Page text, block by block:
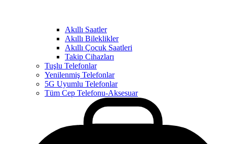
Akıllı Saatler
Akıllı Bileklikler
Akıllı Çocuk Saatleri
Takip Cihazları
Tuşlu Telefonlar
Yenilenmiş Telefonlar
5G Uyumlu Telefonlar
Tüm Cep Telefonu-Aksesuar